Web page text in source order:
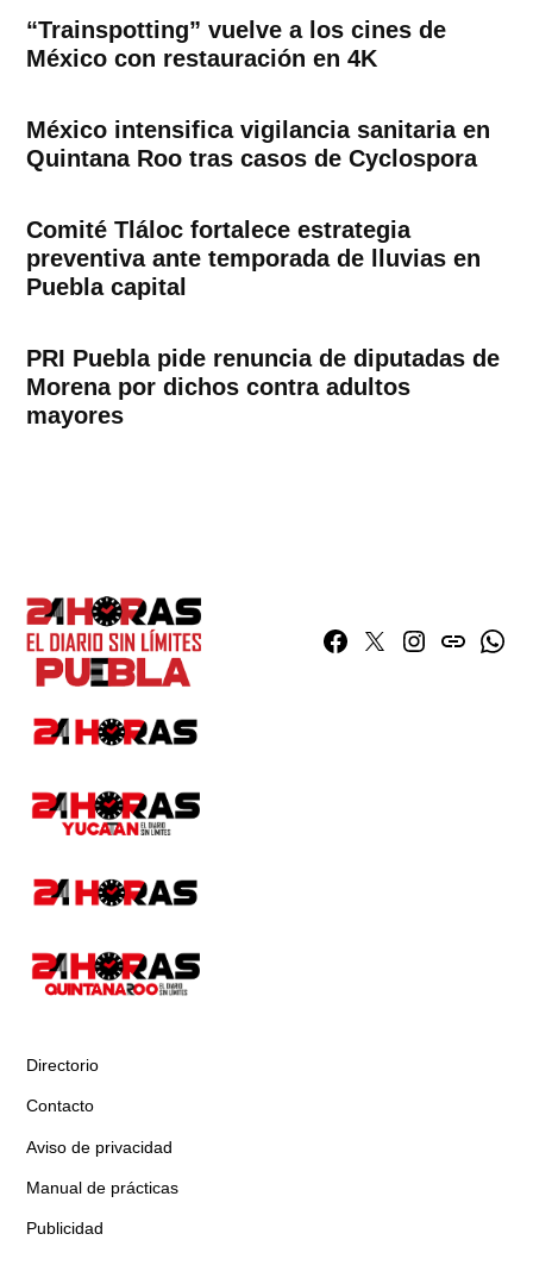
“Trainspotting” vuelve a los cines de
México con restauración en 4K
México intensifica vigilancia sanitaria en
Quintana Roo tras casos de Cyclospora
Comité Tláloc fortalece estrategia
preventiva ante temporada de lluvias en
Puebla capital
PRI Puebla pide renuncia de diputadas de
Morena por dichos contra adultos
mayores
Facebook
TwitterInstagram
issuu
Directorio
Contacto
Aviso de privacidad
Manual de prácticas
Publicidad